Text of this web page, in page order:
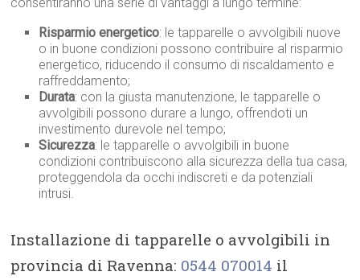
Risparmio energetico: le tapparelle o avvolgibili nuove
o in buone condizioni possono contribuire al risparmio
energetico, riducendo il consumo di riscaldamento e
raffreddamento;
Durata: con la giusta manutenzione, le tapparelle o
avvolgibili possono durare a lungo, offrendoti un
investimento durevole nel tempo;
Sicurezza: le tapparelle o avvolgibili in buone
condizioni contribuiscono alla sicurezza della tua casa,
proteggendola da occhi indiscreti e da potenziali
intrusi.
Installazione di tapparelle o avvolgibili in
provincia di Ravenna: 0544 070014 il